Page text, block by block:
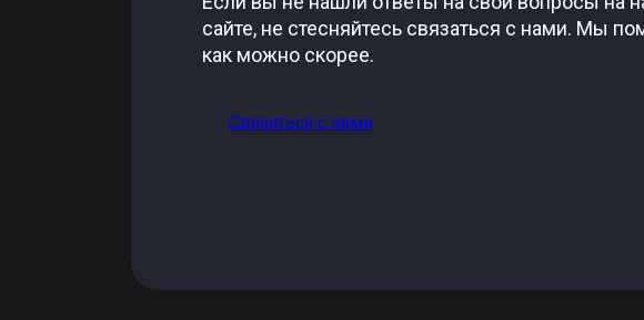
сайте, не стесняйтесь связаться с нами. Мы
как можно скорее.
Связаться с нами